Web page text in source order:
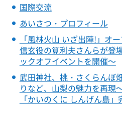
国際交流
あいさつ・プロフィール
「風林火山 いざ出陣!」オ
信玄役の筧利夫さんらが登
ックオフイベントを開催～
武田神社、桃・さくらんぼ
りなど、山梨の魅力を再現
「かいのくに しんげん島